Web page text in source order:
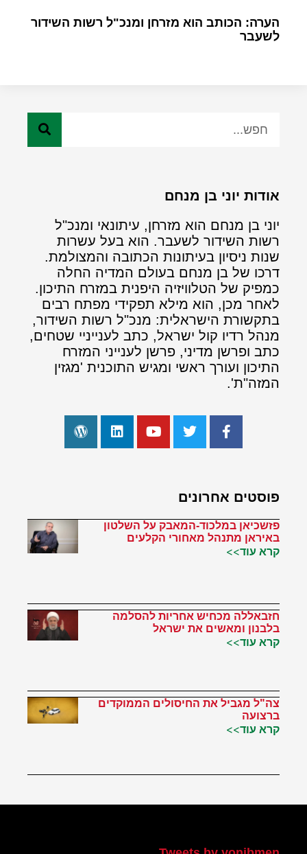
הערה: הכותב הוא מזרחן ומנכ"ל רשות השידור
לשעבר
אודות יוני בן מנחם
יוני בן מנחם הוא מזרחן, עיתונאי ומנכ"ל
רשות השידור לשעבר. הוא בעל עשרות
שנות ניסיון בעיתונות הכתובה והמצולמת.
דרכו של בן מנחם בעולם המדיה החלה
כמפיק של הטלוויזיה היפנית במזרח התיכון.
לאחר מכן, הוא מילא תפקידי מפתח רבים
בתקשורת הישראלית: מנכ"ל רשות השידור,
מנהל רדיו קול ישראל, כתב לענייניי שטחים,
כתב ופרשן מדיני, פרשן לענייני המזרח
התיכון ועורך ראשי ומגיש התוכנית 'מגזין
המזה"ת'.
פוסטים אחרונים
פזשכיאן במלכוד-המאבק על השלטון
באיראן מתנהל מאחורי הקלעים
קרא עוד>>
חזבאללה מכחיש אחריות להסלמה
בלבנון ומאשים את ישראל
קרא עוד>>
צה"ל מגביל את החיסולים הממוקדים
ברצועה
קרא עוד>>